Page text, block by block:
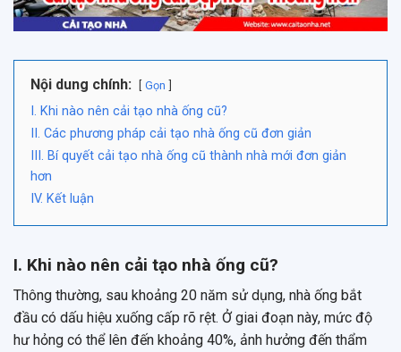
Nội dung chính: Gọn
I. Khi nào nên cải tạo nhà ống cũ?
II. Các phương pháp cải tạo nhà ống cũ đơn giản
III. Bí quyết cải tạo nhà ống cũ thành nhà mới đơn giản
hơn
IV. Kết luận
I. Khi nào nên cải tạo nhà ống cũ?
Thông thường, sau khoảng 20 năm sử dụng, nhà ống bắt
đầu có dấu hiệu xuống cấp rõ rệt. Ở giai đoạn này, mức độ
hư hỏng có thể lên đến khoảng 40%, ảnh hưởng đến thẩm